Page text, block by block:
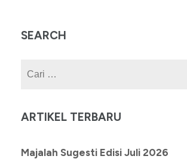
SEARCH
ARTIKEL TERBARU
Majalah Sugesti Edisi Juli 2026